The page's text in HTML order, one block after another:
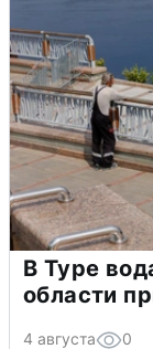
В Туре
области
4 августа 0